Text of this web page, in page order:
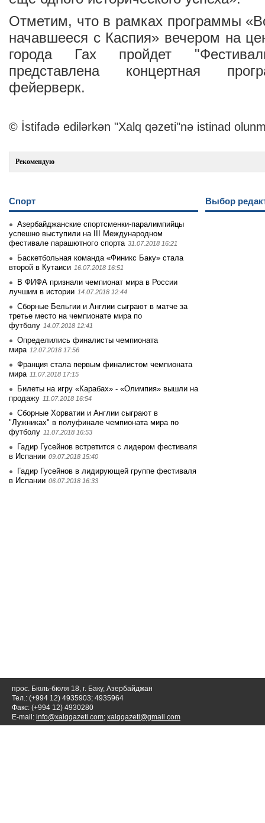
Отметим, что в рамках программы
начавшееся с Каспия» вечером на
города Гах пройдет
представлена концертная
фейерверк.
© İstifadə edilərkən "Xalq qəzeti"nə istinad
Рекомендую
Спорт
Азербайджанские спортсменки-паралимпийцы
успешно выступили на III Международном
фестивале парашютного спорта 31.07.2018 16:21
Баскетбольная команда «Финикс Баку» стала
второй в Кутаиси 16.07.2018 16:51
В ФИФА признали чемпионат мира в России
лучшим в истории 14.07.2018 12:44
Сборные Бельгии и Англии сыграют в матче за
третье место на чемпионате мира по
футболу 14.07.2018 12:41
Определились финалисты чемпионата
мира 12.07.2018 17:56
Франция стала первым финалистом чемпионата
мира 11.07.2018 17:15
Билеты на игру «Карабах» - «Олимпия» вышли на
продажу 11.07.2018 16:54
Сборные Хорватии и Англии сыграют в
"Лужниках" в полуфинале чемпионата мира по
футболу 11.07.2018 16:53
Гадир Гусейнов встретится с лидером фестиваля
в Испании 09.07.2018 15:40
Гадир Гусейнов в лидирующей группе фестиваля
в Испании 06.07.2018 16:33
Выбор
прос. Бюль-бюля 18, г. Баку, Азербайджан
Тел.: (+994 12) 4935903; 4935964
Факс: (+994 12) 4930280
E-mail: info@xalqqazeti.com; xalqqazeti@gmail.com